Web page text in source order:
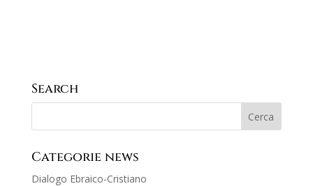
Search
Categorie news
Dialogo Ebraico-Cristiano